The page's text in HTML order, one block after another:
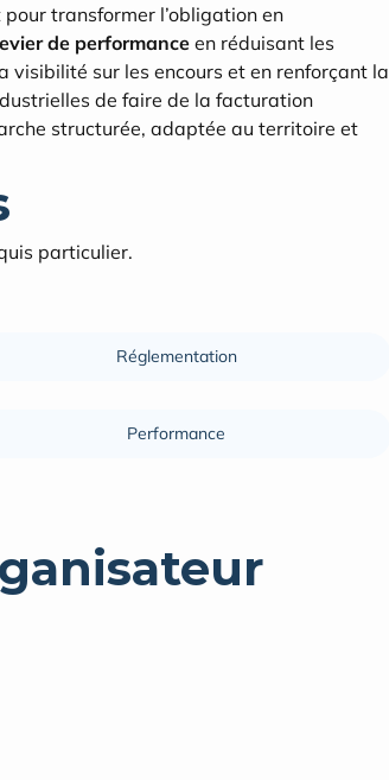
transformer l’obligation en
de performance en réduisant les
visibilité sur les encours et en renforçant la
de faire de la facturation
structurée, adaptée au territoire et
particulier.
Réglementation
Performance